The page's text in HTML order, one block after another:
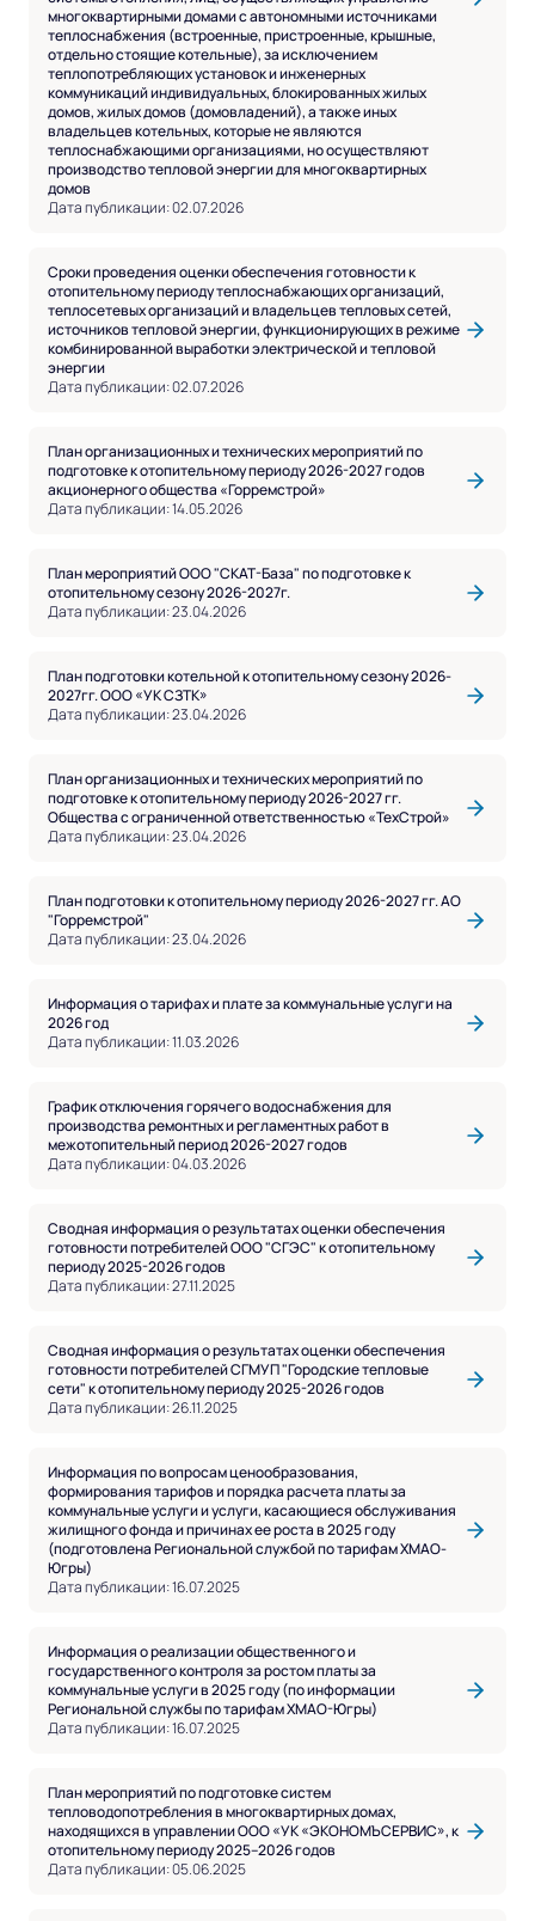
многоквартирными домами с автономными источниками
теплоснабжения (встроенные, пристроенные, крышные,
отдельно стоящие котельные), за исключением
теплопотребляющих установок и инженерных
коммуникаций индивидуальных, блокированных жилых
домов, жилых домов (домовладений), а также иных
владельцев котельных, которые не являются
теплоснабжающими организациями, но осуществляют
производство тепловой энергии для многоквартирных
домов
Дата публикации: 02.07.2026
Сроки проведения оценки обеспечения готовности к
отопительному периоду теплоснабжающих организаций,
теплосетевых организаций и владельцев тепловых сетей,
источников тепловой энергии, функционирующих в режиме
комбинированной выработки электрической и тепловой
энергии
Дата публикации: 02.07.2026
План организационных и технических мероприятий по
подготовке к отопительному периоду 2026-2027 годов
акционерного общества «Горремстрой»
Дата публикации: 14.05.2026
План мероприятий ООО "СКАТ-База" по подготовке к
отопительному сезону 2026-2027г.
Дата публикации: 23.04.2026
План подготовки котельной к отопительному сезону 2026-
2027гг. ООО «УК СЗТК»
Дата публикации: 23.04.2026
План организационных и технических мероприятий по
подготовке к отопительному периоду 2026-2027 гг.
Общества с ограниченной ответственностью «ТехСтрой»
Дата публикации: 23.04.2026
План подготовки к отопительному периоду 2026-2027 гг. АО
"Горремстрой"
Дата публикации: 23.04.2026
Информация о тарифах и плате за коммунальные услуги на
2026 год
Дата публикации: 11.03.2026
График отключения горячего водоснабжения для
производства ремонтных и регламентных работ в
межотопительный период 2026-2027 годов
Дата публикации: 04.03.2026
Сводная информация о результатах оценки обеспечения
готовности потребителей ООО "СГЭС" к отопительному
периоду 2025-2026 годов
Дата публикации: 27.11.2025
Сводная информация о результатах оценки обеспечения
готовности потребителей СГМУП "Городские тепловые
сети" к отопительному периоду 2025-2026 годов
Дата публикации: 26.11.2025
Информация по вопросам ценообразования,
формирования тарифов и порядка расчета платы за
коммунальные услуги и услуги, касающиеся обслуживания
жилищного фонда и причинах ее роста в 2025 году
(подготовлена Региональной службой по тарифам ХМАО-
Югры)
Дата публикации: 16.07.2025
Информация о реализации общественного и
государственного контроля за ростом платы за
коммунальные услуги в 2025 году (по информации
Региональной службы по тарифам ХМАО-Югры)
Дата публикации: 16.07.2025
План мероприятий по подготовке систем
тепловодопотребления в многоквартирных домах,
находящихся в управлении ООО «УК «ЭКОНОМЪСЕРВИС», к
отопительному периоду 2025–2026 годов
Дата публикации: 05.06.2025